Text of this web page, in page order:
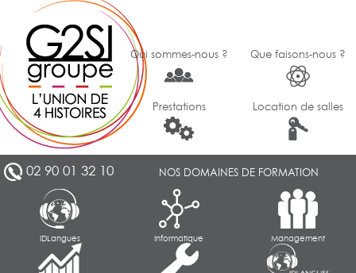
Qui sommes-nous ? Que faisons-nous ?
Prestations Location de salles
02 90 01 32 10 NOS DOMAINES DE FORMATION
IDLangues Informatique Management